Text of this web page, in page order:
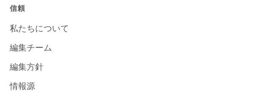
信頼
私たちについて
編集チーム
編集方針
情報源